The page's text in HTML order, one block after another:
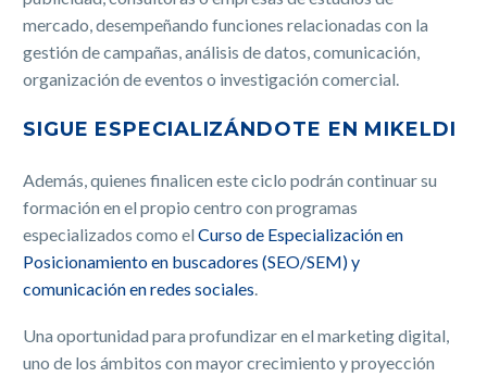
mercado, desempeñando funciones relacionadas con la
gestión de campañas, análisis de datos, comunicación,
organización de eventos o investigación comercial.
SIGUE ESPECIALIZÁNDOTE EN MIKELDI
Además, quienes finalicen este ciclo podrán continuar su
formación en el propio centro con programas
especializados como el Curso de Especialización en
Posicionamiento en buscadores (SEO/SEM) y
comunicación en redes sociales.
Una oportunidad para profundizar en el marketing digital,
uno de los ámbitos con mayor crecimiento y proyección